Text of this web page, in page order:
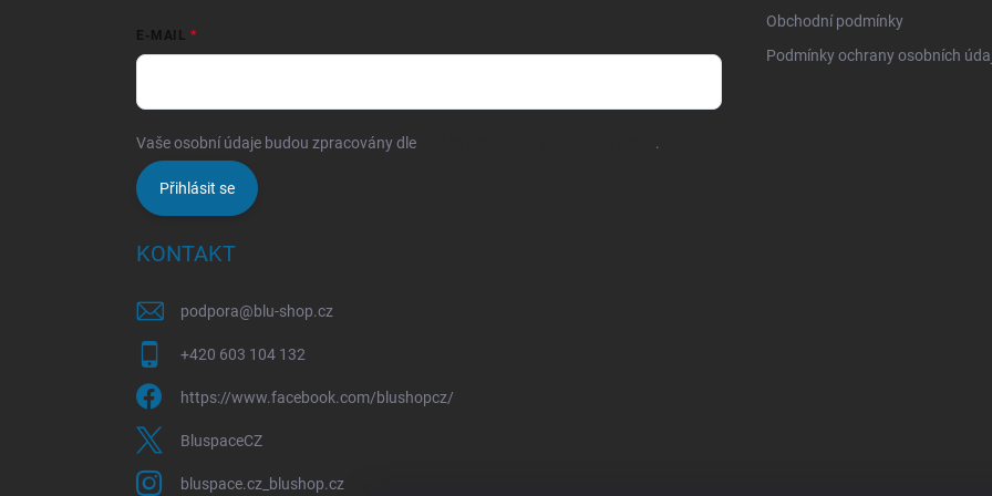
E-MAIL
Vaše osobní údaje budou zpracovány dle .
Přihlásit se
Obchodní podmínky
Podmínky ochrany osobních
KONTAKT
podpora@blu-shop.cz
+420 603 104 132
https://www.facebook.com/blushopcz/
BluspaceCZ
bluspace.cz_blushop.cz